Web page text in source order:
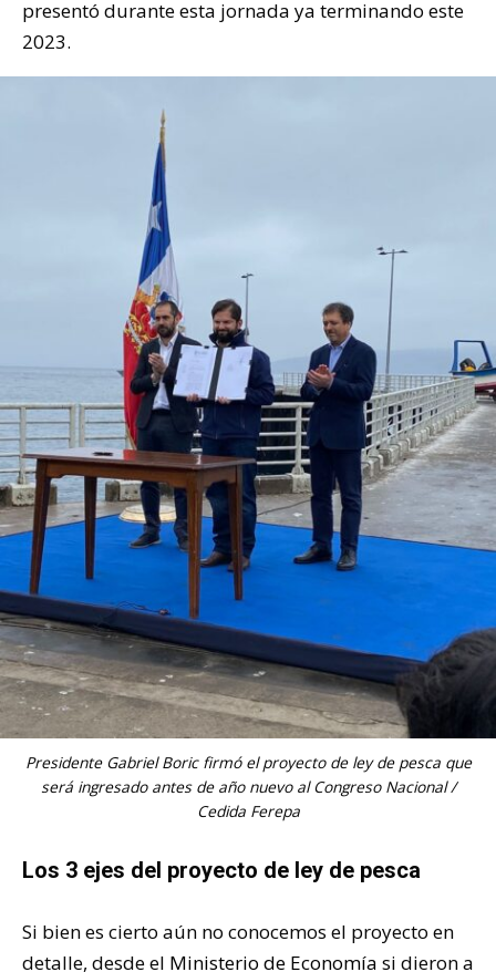
presentó durante esta jornada ya terminando este
2023.
Presidente Gabriel Boric firmó el proyecto de ley de pesca que
será ingresado antes de año nuevo al Congreso Nacional /
Cedida Ferepa
Los 3 ejes del proyecto de ley de pesca
Si bien es cierto aún no conocemos el proyecto en
detalle, desde el Ministerio de Economía si dieron a